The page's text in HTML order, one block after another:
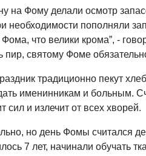
на Фому делали осмотр
необходимости пополняли
Фома, что велики крома”, -
пир, святому Фоме
традиционно пекут
именинникам и больным.
сил и излечит от всех хворей.
но день Фомы считался
7 лет, начинали обучать